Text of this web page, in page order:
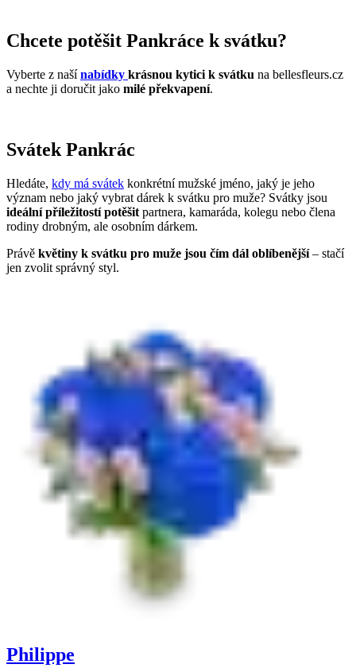
Chcete potěšit Pankráce k svátku?
Vyberte z našínabídky krásnou kytici k svátku na bellesfleurs.cz
a nechte ji doručit jako milé překvapení.
Svátek Pankrác
Hledáte, kdy má svátek konkrétní mužské jméno, jaký je jeho
význam nebo jaký vybrat dárek k svátku pro muže? Svátky jsou
ideální příležitostí potěšit partnera, kamaráda, kolegu nebo člena
rodiny drobným, ale osobním dárkem.
Právě květiny k svátku pro muže jsou čím dál oblíbenější– stačí
jen zvolit správný styl.
Philippe